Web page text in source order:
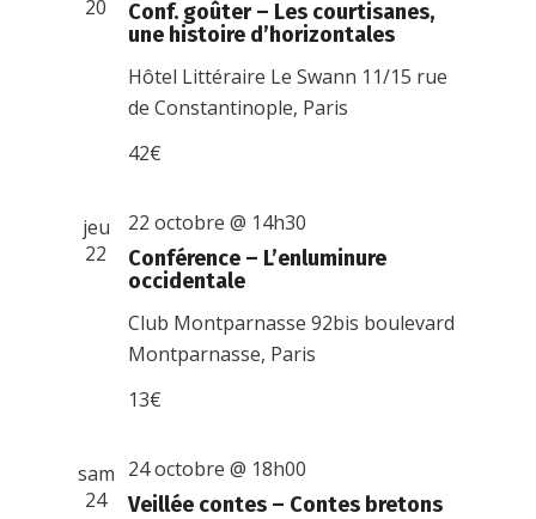
20
Conf. goûter – Les courtisanes,
une histoire d’horizontales
Hôtel Littéraire Le Swann 11/15 rue
de Constantinople, Paris
42€
jeu
22
Conférence – L’enluminure
occidentale
22 octobre @ 14h30
Club Montparnasse92bis boulevard
Montparnasse, Paris
13€
sam
24
Veillée contes – Contes bretons
24 octobre @ 18h00